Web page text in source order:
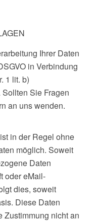
Ihrer Daten
in Verbindung
1 lit. b)
Sie Fragen
an uns wenden.
in der Regel ohne
möglich. Soweit
Daten
oder eMail-
dies, soweit
Diese Daten
Zustimmung nicht an